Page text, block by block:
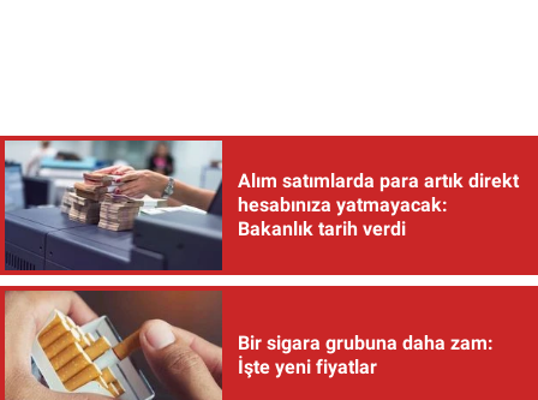
Alım satımlarda para artık direkt
hesabınıza yatmayacak:
Bakanlık tarih verdi
Bir sigara grubuna daha zam:
İşte yeni fiyatlar